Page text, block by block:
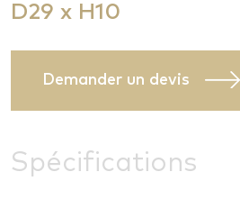
D29 x H10
Demander un devis
Spécifications